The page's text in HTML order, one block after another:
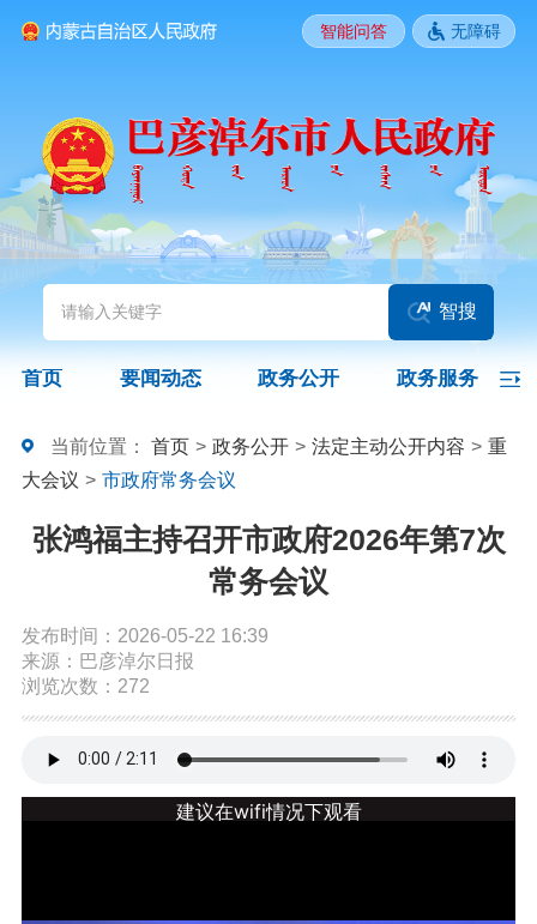
头条 国务院信息 自治区信息
政务动态 旗县区动态
图片新闻
政务公开
政务服务
特色服务专区 惠企政策精准服务 网上中介服务超市
便民应用 便民热线 基础清单
智能问答 无障碍
智搜
首页 要闻动态 政务公开 政务服务
当前位置： 首页 > 政务公开 > 法定主动公开内容 > 重
大会议 > 市政府常务会议
张鸿福主持召开市政府2026年第7次
常务会议
发布时间：2026-05-22 16:39
来源：巴彦淖尔日报
浏览次数：272